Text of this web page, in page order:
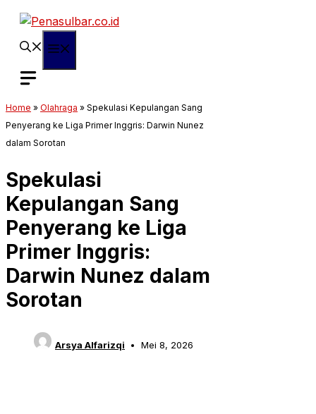
Langsung
Home » Olahraga » Spekulasi Kepulangan Sang
Penyerang ke Liga Primer Inggris: Darwin Nunez
dalam Sorotan
Spekulasi
Kepulangan Sang
Penyerang ke Liga
Primer Inggris:
Darwin Nunez dalam
Sorotan
Arsya Alfarizqi Mei 8, 2026